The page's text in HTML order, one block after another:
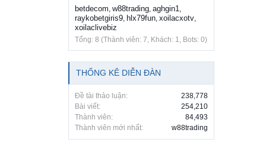
betdecom, w88trading, aghgin1,
raykobetgiris9, hlx79fun, xoilacxotv,
xoilaclivebiz
Tổng: 8 (Thành viên: 7, Khách: 1, Bots: 0)
THỐNG KÊ DIỄN ĐÀN
Đề tài thảo luận:
238,778
Bài viết:
254,210
Thành viên:
84,493
Thành viên mới nhất:
w88trading